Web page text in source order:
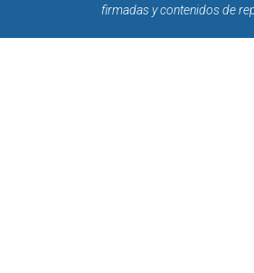
firmadas y contenidos de